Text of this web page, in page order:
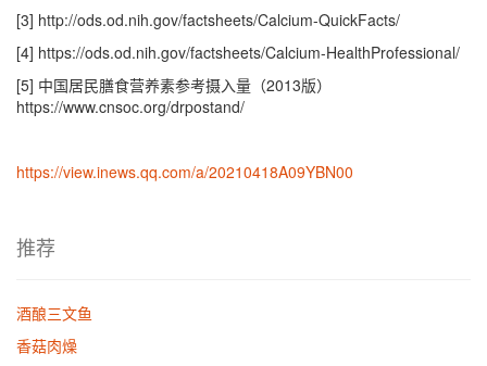
[3] http://ods.od.nih.gov/factsheets/Calcium-QuickFacts/
[4] https://ods.od.nih.gov/factsheets/Calcium-HealthProfessional/
[5] 中国居民膳食营养素参考摄入量（2013版）
https://www.cnsoc.org/drpostand/
https://view.inews.qq.com/a/20210418A09YBN00
推荐
酒酿三文鱼
香菇肉燥